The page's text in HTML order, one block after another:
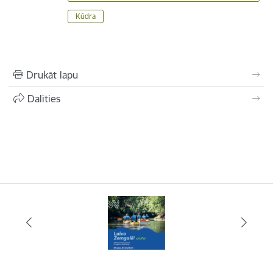
Kūdra
Drukāt lapu
Dalīties